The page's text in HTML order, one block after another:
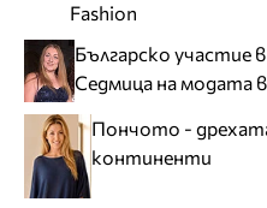
Fashion
Българско участие
Седмица на модата
Пончото -
континенти